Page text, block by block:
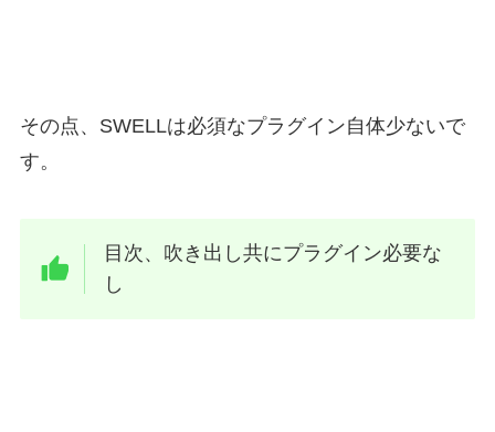
その点、SWELLは必須なプラグイン自体少ないで
す。
目次、吹き出し共にプラグイン必要な
し